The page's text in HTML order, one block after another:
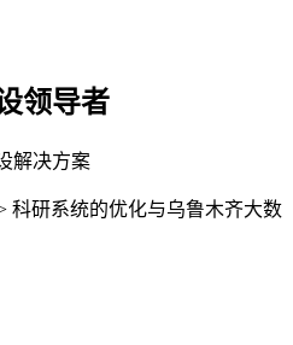
领导者
解决方案
科研系统的优化与乌鲁木齐大数